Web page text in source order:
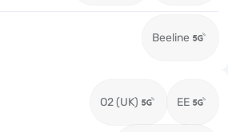
Beeline
O2 (UK) EE